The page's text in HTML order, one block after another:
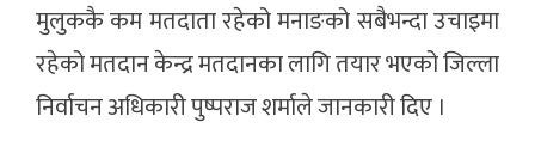
मुलुककै कम मतदाता रहेको मनाङको सबैभन्दा उचाइमा
रहेको मतदान केन्द्र मतदानका लागि तयार भएको जिल्ला
निर्वाचन अधिकारी पुष्पराज शर्माले जानकारी दिए ।